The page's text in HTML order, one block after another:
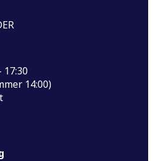
17:30
14:00)